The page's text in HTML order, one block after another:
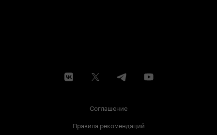
Соглашение
Правила рекомендаций